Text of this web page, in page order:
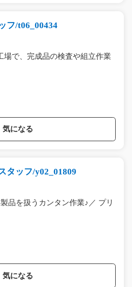
フ/t06_00434
場で、完成品の検査や組立作業
気になる
タッフ/y02_01809
品を扱うカンタン作業♪／ プリ
気になる